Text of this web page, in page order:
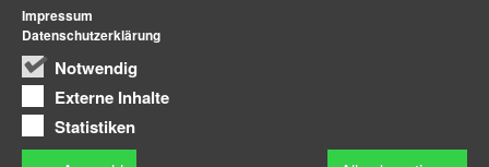
Notwendig
Externe Inhalte
Statistiken
Impressum
Datenschutzerklärung